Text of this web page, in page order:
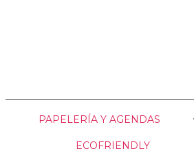
PAPELERÍA Y AGENDAS
ECOFRIENDLY